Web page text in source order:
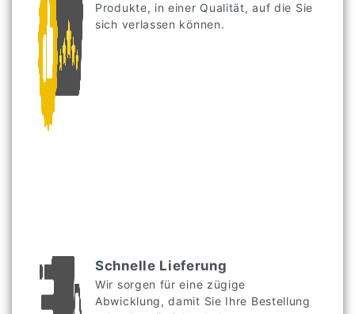
Produkte, in einer Qualität, auf die Sie
sich verlassen können.
Schnelle Lieferung
Wir sorgen für eine zügige
Abwicklung, damit Sie Ihre Bestellung